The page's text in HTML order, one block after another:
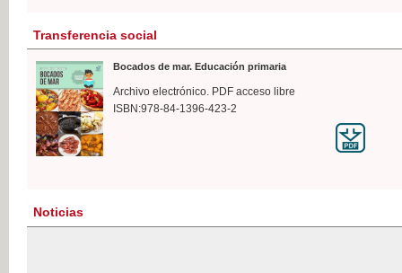
Transferencia social
Bocados de mar. Educación primaria
Archivo electrónico. PDF acceso libre
ISBN:978-84-1396-423-2
Noticias